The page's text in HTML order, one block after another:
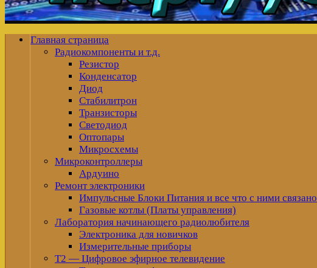
Главная страница
Радиокомпоненты и т.д.
Резистор
Конденсатор
Диод
Стабилитрон
Транзисторы
Светодиод
Оптопары
Микросхемы
Микроконтроллеры
Ардуино
Ремонт электроники
Импульсные Блоки Питания и все что с ними связано
Газовые котлы (Платы управления)
Лаборатория начинающего радиолюбителя
Электроника для новичков
Измерительные приборы
Т2 — Цифровое эфирное телевидение